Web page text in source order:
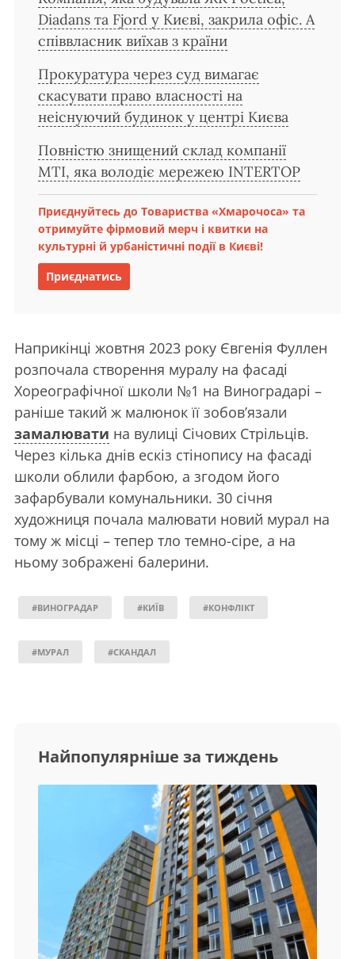
Diadans та Fjord у Києві, закрила офіс. А
співвласник виїхав з країни
Прокуратура через суд вимагає
скасувати право власності на
неіснуючий будинок у центрі Києва
Повністю знищений склад компанії
MTI, яка володіє мережею INTERTOP
Приєднуйтесь до Товариства «Хмарочоса» та
отримуйте фірмовий мерч і квитки на
культурні й урбаністичні події в Києві!
Приєднатись
Наприкінці жовтня 2023 року Євгенія Фуллен
розпочала створення муралу на фасаді
Хореографічної школи №1 на Виноградарі –
раніше такий ж малюнок її зобовʼязали
замалювати на вулиці Січових Стрільців.
Через кілька днів ескіз стінопису на фасаді
школи облили фарбою, а згодом його
зафарбували комунальники. 30 січня
художниця почала малювати новий мурал на
тому ж місці – тепер тло темно-сіре, а на
ньому зображені балерини.
#ВИНОГРАДАР #КИЇВ #КОНФЛІКТ
#МУРАЛ #СКАНДАЛ
Найпопулярніше за тиждень